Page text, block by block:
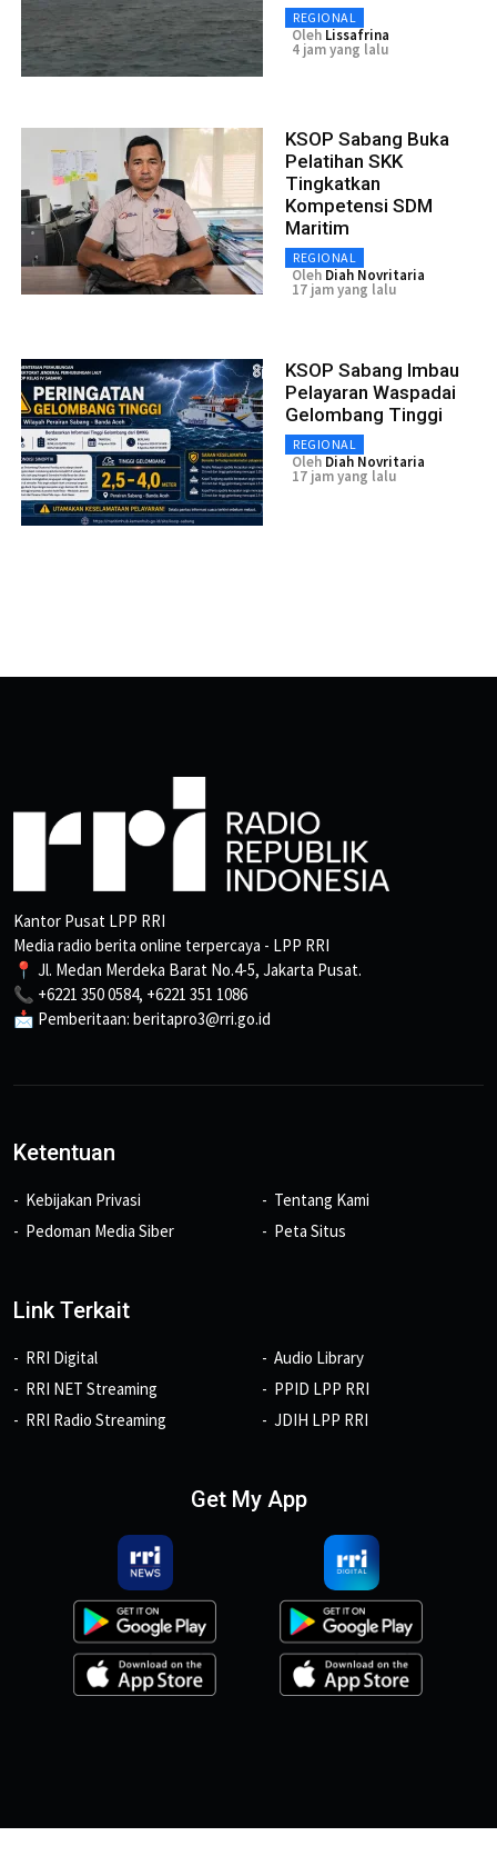
REGIONAL
Oleh Lissafrina
4 jam yang lalu
KSOP Sabang Buka
Pelatihan SKK
Tingkatkan
Kompetensi SDM
Maritim
REGIONAL
Oleh Diah Novritaria
17 jam yang lalu
KSOP Sabang Imbau
Pelayaran Waspadai
Gelombang Tinggi
REGIONAL
Oleh Diah Novritaria
17 jam yang lalu
Kantor Pusat LPP RRI
Media radio berita online terpercaya - LPP RRI
📍 Jl. Medan Merdeka Barat No.4-5, Jakarta Pusat.
📞 +6221 350 0584, +6221 351 1086
📩 Pemberitaan: beritapro3@rri.go.id
Ketentuan
Kebijakan Privasi
Pedoman Media Siber
Tentang Kami
Peta Situs
Link Terkait
RRI Digital
RRI NET Streaming
RRI Radio Streaming
Audio Library
PPID LPP RRI
JDIH LPP RRI
Get My App